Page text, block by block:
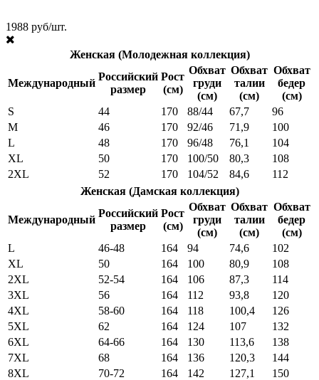
1988 руб/шт.
Женская (Молодежная коллекция)
Международный
Российский
размер
Рост
(см)
Обхват
груди
(см)
Обхват
талии
(см)
Обхват
бедер
(см)
S
44 170 88/44 67,7
96
M
46 170 92/46 71,9
100
L
48 170 96/48 76,1
104
XL
50 170 100/50 80,3
108
2XL
52 170 104/52 84,6
112
Женская (Дамская коллекция)
Международный
Российский
размер
Рост
(см)
Обхват
груди
(см)
Обхват
талии
(см)
Обхват
бедер
(см)
L
46-48 164 94 74,6
102
XL
50 164 100 80,9
108
2XL
52-54 164 106 87,3
114
3XL
56 164 112 93,8
120
4XL
58-60 164 118 100,4
126
5XL
62 164 124 107
132
6XL
64-66 164 130 113,6
138
7XL
68 164 136 120,3
144
8XL
70-72 164 142 127,1
150